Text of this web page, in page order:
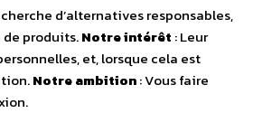
d’alternatives responsables,
produits.Notre intérêt : Leur
et, lorsque cela est
Notre ambition: Vous faire